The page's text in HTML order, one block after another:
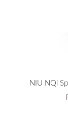
NIU NQi